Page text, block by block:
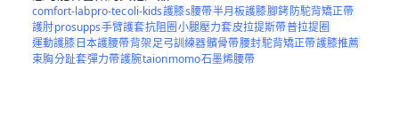
comfort-labpro-tecoli-kids護膝s腰帶半月板護膝腳銬防駝背矯正帶
護肘prosupps手臂護套抗阻圈小腿壓力套皮拉提斯帶普拉提圈
運動護膝日本護腰帶背架足弓訓練器髕骨帶腰封駝背矯正帶護膝推薦
束胸分趾套彈力帶護腕taionmomo石墨烯腰帶